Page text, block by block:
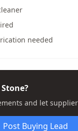
needed
and let
Post Buying Lead